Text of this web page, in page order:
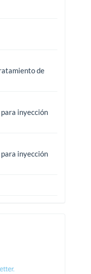
de
inyección
inyección